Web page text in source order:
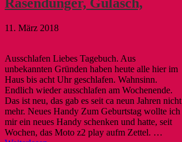
Rasendünger, Gulasch,
11. März 2018
Ausschlafen Liebes Tagebuch. Aus
unbekannten Gründen haben heute alle hier im
Haus bis acht Uhr geschlafen. Wahnsinn.
Endlich wieder ausschlafen am Wochenende.
Das ist neu, das gab es seit ca neun Jahren nicht
mehr. Neues Handy Zum Geburtstag wollte ich
mir ein neues Handy schenken und hatte, seit
Wochen, das Moto z2 play aufm Zettel. …